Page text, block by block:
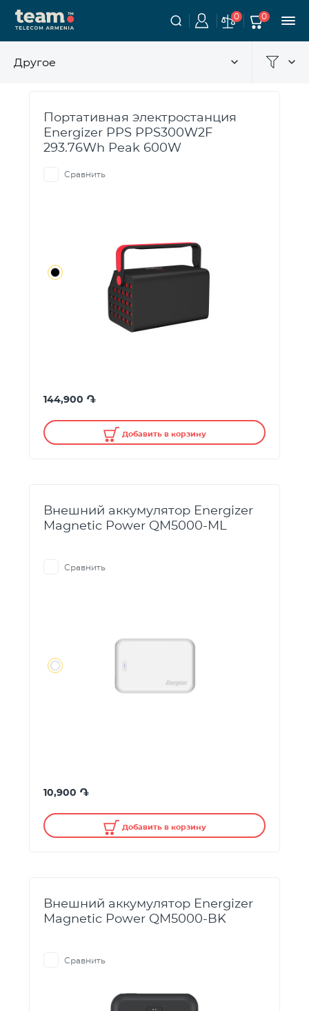
0 0
Другое
Портативная электростанция
Energizer PPS PPS300W2F
293.76Wh Peak 600W
Сравнить
144,900 ֏
Добавить в корзину
Внешний аккумулятор Energizer
Magnetic Power QM5000-ML
Сравнить
10,900 ֏
Добавить в корзину
Внешний аккумулятор Energizer
Magnetic Power QM5000-BK
Сравнить